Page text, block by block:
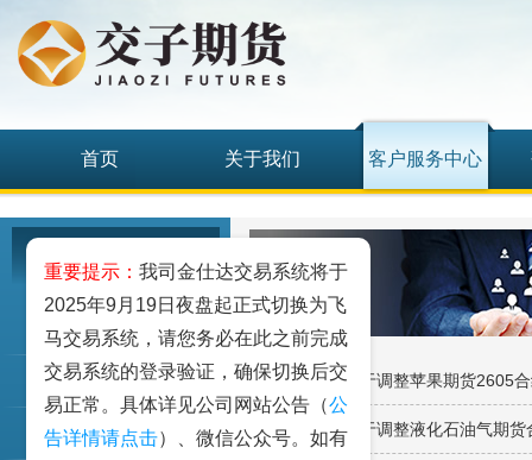
首页 关于我们 客户服务中心
我要开户
期权仿真
客户手册
· 【郑商所】关于调整苹果期货2605
· 【大商所】关于调整液化石油气期
重要提示： 我司金仕达交易系统将于
2025年9月19日夜盘起正式切换为飞
马交易系统，请您务必在此之前完成
交易系统的登录验证，确保切换后交
易正常。具体详见公司网站公告（公
告详情请点击）、微信公众号。如有